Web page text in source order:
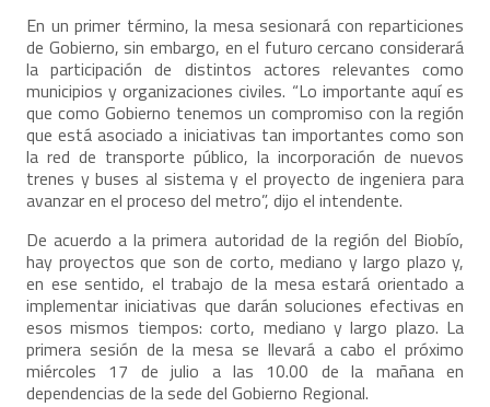
En un primer término, la mesa sesionará con reparticiones
de Gobierno, sin embargo, en el futuro cercano considerará
la participación de distintos actores relevantes como
municipios y organizaciones civiles. “Lo importante aquí es
que como Gobierno tenemos un compromiso con la región
que está asociado a iniciativas tan importantes como son
la red de transporte público, la incorporación de nuevos
trenes y buses al sistema y el proyecto de ingeniera para
avanzar en el proceso del metro”, dijo el intendente.
De acuerdo a la primera autoridad de la región del Biobío,
hay proyectos que son de corto, mediano y largo plazo y,
en ese sentido, el trabajo de la mesa estará orientado a
implementar iniciativas que darán soluciones efectivas en
esos mismos tiempos: corto, mediano y largo plazo. La
primera sesión de la mesa se llevará a cabo el próximo
miércoles 17 de julio a las 10.00 de la mañana en
dependencias de la sede del Gobierno Regional.